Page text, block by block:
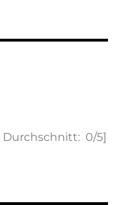
Durchschnitt: 0/5]